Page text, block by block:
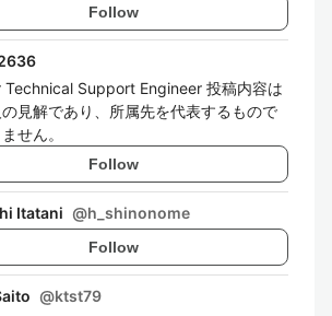
Follow
Technical Support Engineer 投稿内容は
見解であり、所属先を代表するもので
せん。
Follow
Itatani @h_shinonome
Follow
@ktst79